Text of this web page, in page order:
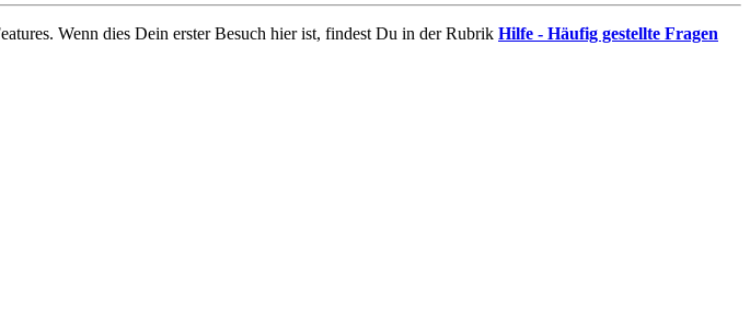
Wenn dies Dein erster Besuch hier ist, findest Du in der Rubrik Hilfe - Häufig gestellte Fragen